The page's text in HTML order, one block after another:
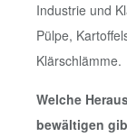
Industrie und
Pülpe,
Klärschlämme.
Welche
bewältigen